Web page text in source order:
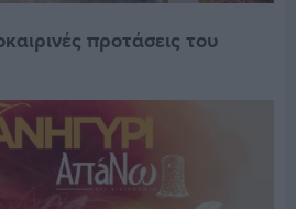
προτάσεις του